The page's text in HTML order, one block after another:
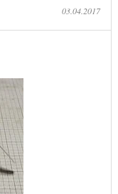
03.04.2017